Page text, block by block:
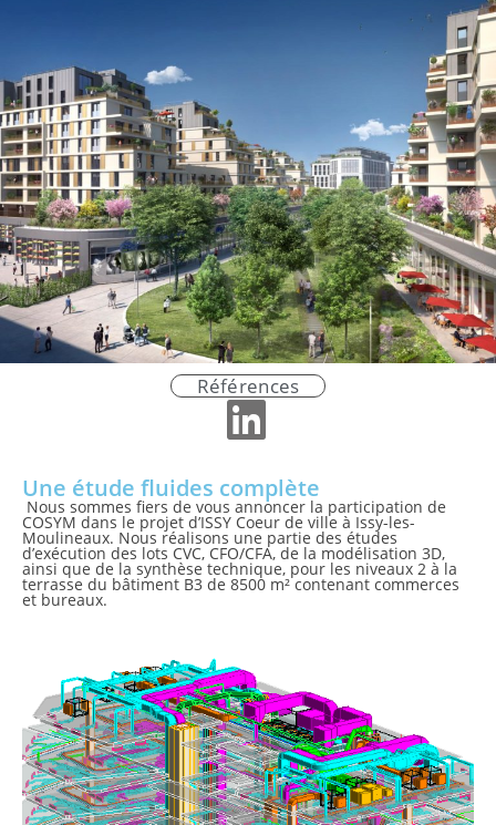
Références
Une étude fluides complète
Nous sommes fiers de vous annoncer la participation de
COSYM dans le projet d’ISSY Coeur de ville à Issy-les-
Moulineaux. Nous réalisons une partie des études
d’exécution des lots CVC, CFO/CFA, de la modélisation 3D,
ainsi que de la synthèse technique, pour les niveaux 2 à la
terrasse du bâtiment B3 de 8500 m² contenant commerces
et bureaux.